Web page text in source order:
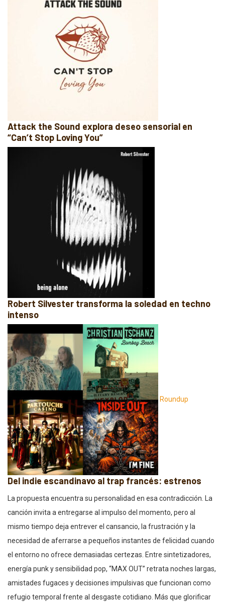
Attack the Sound explora deseo sensorial en
“Can’t Stop Loving You”
Robert Silvester transforma la soledad en techno
intenso
Roundup
Del indie escandinavo al trap francés: estrenos
La propuesta encuentra su personalidad en esa contradicción. La
canción invita a entregarse al impulso del momento, pero al
mismo tiempo deja entrever el cansancio, la frustración y la
necesidad de aferrarse a pequeños instantes de felicidad cuando
el entorno no ofrece demasiadas certezas. Entre sintetizadores,
energía punk y sensibilidad pop, “MAX OUT” retrata noches largas,
amistades fugaces y decisiones impulsivas que funcionan como
refugio temporal frente al desgaste cotidiano. Más que glorificar